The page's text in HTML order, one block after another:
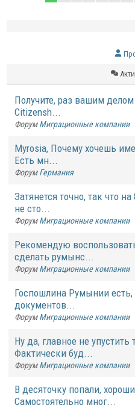
Получите, раз вашим
Citizensh...
Форум Миграционные компании
Myrosia, Почему хочешь
Есть мн...
Форум Германия
Затянется точно, так что
не сто...
Форум Миграционные компании
Рекомендую
сделать румынс...
Форум Миграционные компании
Госпошлина Румынии
документов...
Форум Миграционные компании
Ну да, главное не
Фактически буд...
Форум Миграционные компании
В десяточку попали,
Самостоятельно мног...